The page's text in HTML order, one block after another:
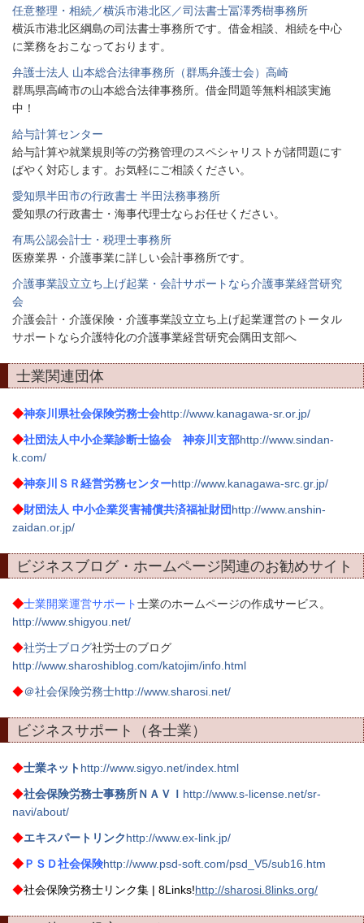
任意整理・相続／横浜市港北区／司法書士冨澤秀樹事務所
横浜市港北区綱島の司法書士事務所です。借金相談、相続を中心
に業務をおこなっております。
弁護士法人 山本総合法律事務所（群馬弁護士会）高崎
群馬県高崎市の山本総合法律事務所。借金問題等無料相談実施
中！
給与計算センター
給与計算や就業規則等の労務管理のスペシャリストが諸問題にす
ばやく対応します。お気軽にご相談ください。
愛知県半田市の行政書士 半田法務事務所
愛知県の行政書士・海事代理士ならお任せください。
有馬公認会計士・税理士事務所
医療業界・介護事業に詳しい会計事務所です。
介護事業設立立ち上げ起業・会計サポートなら介護事業経営研究
会
介護会計・介護保険・介護事業設立立ち上げ起業運営のトータル
サポートなら介護特化の介護事業経営研究会隅田支部へ
士業関連団体
◆神奈川県社会保険労務士会http://www.kanagawa-sr.or.jp/
◆社団法人中小企業診断士協会 神奈川支部http://www.sindan-
k.com/
◆神奈川ＳＲ経営労務センターhttp://www.kanagawa-src.gr.jp/
◆財団法人 中小企業災害補償共済福祉財団http://www.anshin-
zaidan.or.jp/
ビジネスブログ・ホームページ関連のお勧めサイト
◆士業開業運営サポート士業のホームページの作成サービス。
http://www.shigyou.net/
◆社労士ブログ社労士のブログ
http://www.sharoshiblog.com/katojim/info.html
◆＠社会保険労務士http://www.sharosi.net/
ビジネスサポート（各士業）
◆士業ネットhttp://www.sigyo.net/index.html
◆社会保険労務士事務所ＮＡＶＩ http://www.s-license.net/sr-
navi/about/
◆エキスパートリンクhttp://www.ex-link.jp/
◆ＰＳＤ社会保険http://www.psd-soft.com/psd_V5/sub16.htm
◆社会保険労務士リンク集 | 8Links!http://sharosi.8links.org/